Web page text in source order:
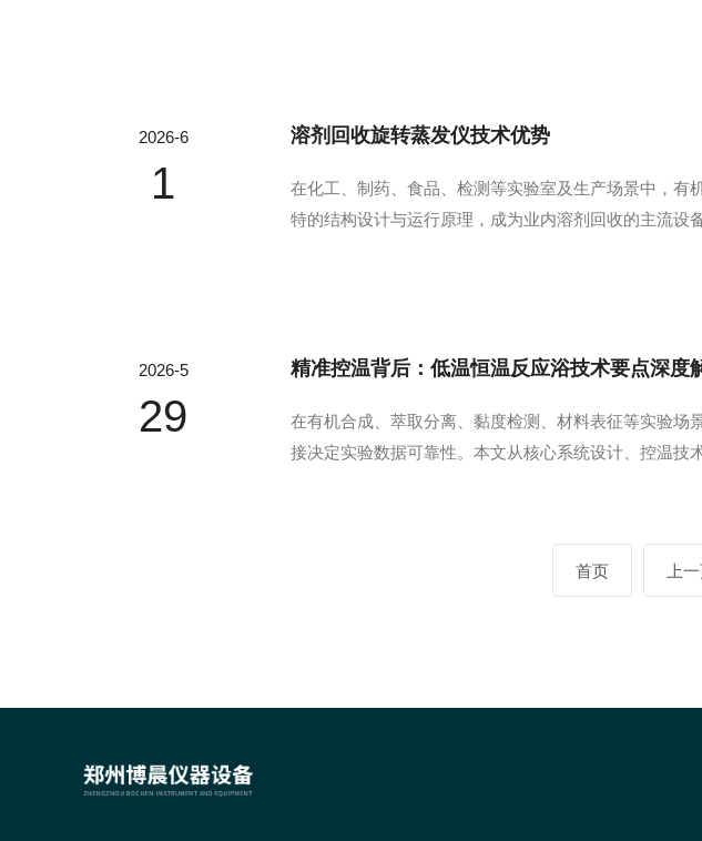
2026-6
1
溶剂回收旋转蒸发仪技术优势
在化工、制药、食品、检测等实验室及生产场景中，
特的结构设计与运行原理，成为业内溶剂回收的主流设
2026-5
29
精准控温背后：低温恒温反应浴技术要点深度
在有机合成、萃取分离、黏度检测、材料表征等实验
接决定实验数据可靠性。本文从核心系统设计、控温技
首页 上